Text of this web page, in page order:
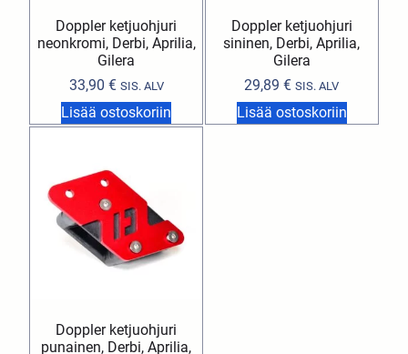
Doppler ketjuohjuri
neonkromi, Derbi, Aprilia,
Gilera
33,90 € SIS. ALV
Lisää ostoskoriin
Doppler ketjuohjuri
sininen, Derbi, Aprilia,
Gilera
29,89€ SIS. ALV
Lisää ostoskoriin
Doppler ketjuohjuri
punainen, Derbi, Aprilia,